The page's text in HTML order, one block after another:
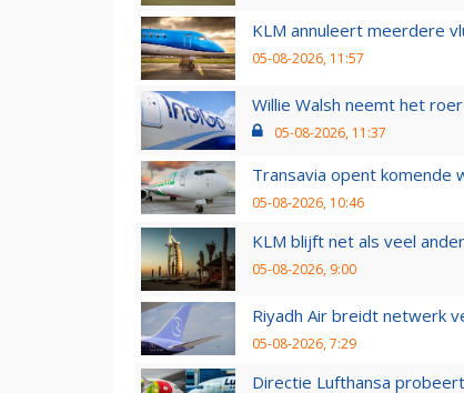
KLM annuleert meerdere
05-08-2026, 11:57
Willie Walsh neemt het
05-08-2026, 11:37
Transavia opent komende
05-08-2026, 10:46
KLM blijft net als veel
05-08-2026, 9:00
Riyadh Air breidt netwerk
05-08-2026, 7:29
Directie Lufthansa